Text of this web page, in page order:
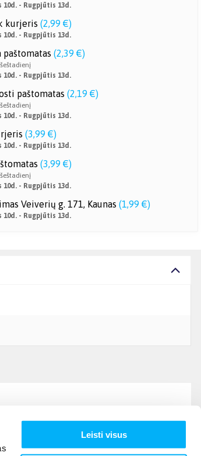
Leisti visus
10d. - Rugpjūtis 13d.
kurjeris (2,99 €)
10d. - Rugpjūtis 13d.
paštomatas (2,39 €)
10d. - Rugpjūtis 13d.
paštomatas (2,19 €)
10d. - Rugpjūtis 13d.
(3,99 €)
10d. - Rugpjūtis 13d.
(3,99 €)
10d. - Rugpjūtis 13d.
Veiverių g. 171, Kaunas (1,99 €)
10d. - Rugpjūtis 13d.